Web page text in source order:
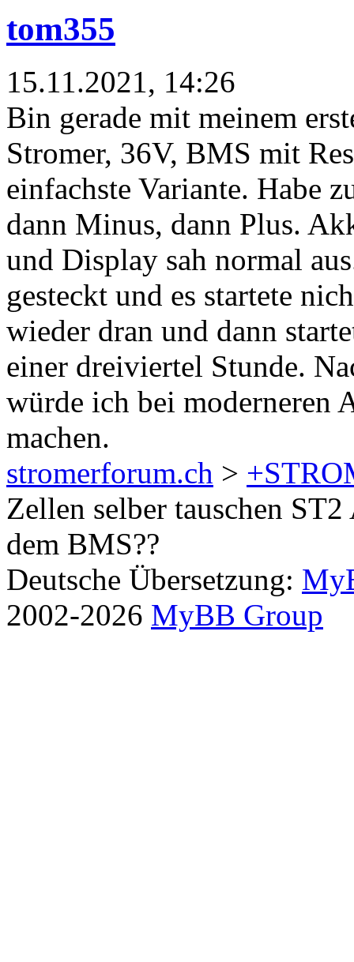
tom355
15.11.2021, 14:26
Bin gerade mit meinem
Stromer, 36V, BMS mit
einfachste Variante. Habe
dann Minus, dann Plus.
und Display sah normal
gesteckt und es startete
wieder dran und dann
einer dreiviertel Stunde.
würde ich bei moderneren
machen.
stromerforum.ch >
Zellen selber tauschen
dem BMS??
Deutsche Übersetzung:
2002-2026 MyBB Group